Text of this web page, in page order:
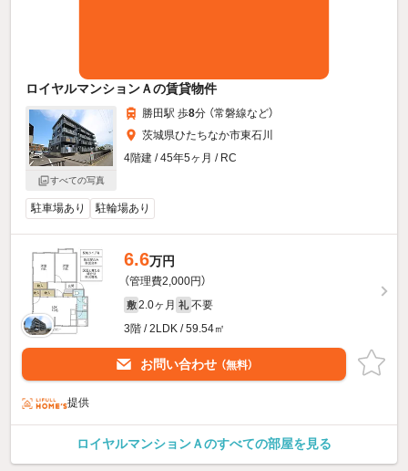
ロイヤルマンションＡの賃貸物件
すべての写真
勝田駅 歩8分 （常磐線など）
茨城県ひたちなか市東石川
4階建 / 45年5ヶ月 / RC
駐車場あり 駐輪場あり
6.6万円
（管理費2,000円）
敷 2.0ヶ月 礼 不要
3階 / 2LDK / 59.54㎡
お問い合わせ （無料）
提供
ロイヤルマンションＡのすべての部屋を見る